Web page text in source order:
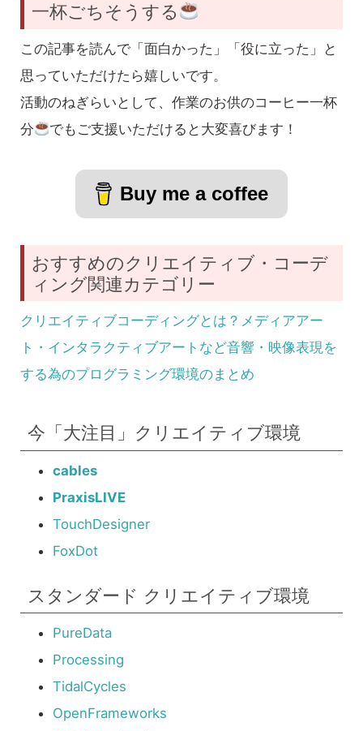
一杯ごちそうする
この記事を読んで「面白かった」「役に立った」と
思っていただけたら嬉しいです。
活動のねぎらいとして、作業のお供のコーヒー一杯
分
でもご支援いただけると大変喜びます！
Buy me a coffee
おすすめのクリエイティブ・コーデ
ィング関連カテゴリー
クリエイティブコーディングとは？メディアアー
ト・インタラクティブアートなど音響・映像表現を
する為のプログラミング環境のまとめ
今「大注目」クリエイティブ環境
cables
PraxisLIVE
TouchDesigner
FoxDot
スタンダード クリエイティブ環境
PureData
Processing
TidalCycles
OpenFrameworks